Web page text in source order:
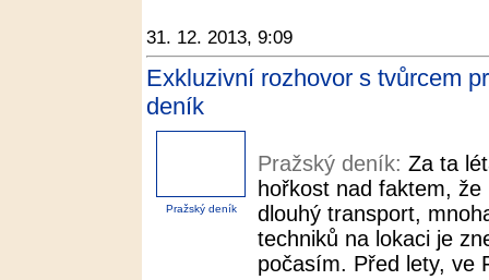
31. 12. 2013, 9:09
Exkluzivní rozhovor s tvůrcem
deník
Pražský deník
Pražský deník: Za ta
hořkost nad faktem,
dlouhý transport,
techniků na lokaci je
počasím. Před lety, ve